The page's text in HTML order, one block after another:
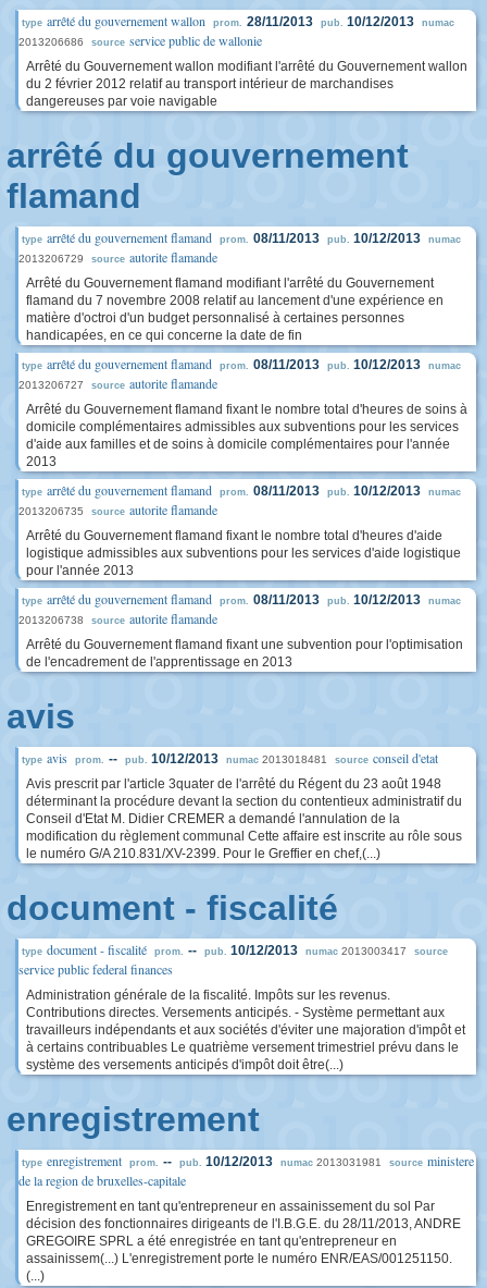
type arrêté du gouvernement wallon prom. 28/11/2013 pub. 10/12/2013 numac
2013206686 source service public de wallonie
Arrêté du Gouvernement wallon modifiant l'arrêté du Gouvernement wallon
du 2 février 2012 relatif au transport intérieur de marchandises
dangereuses par voie navigable
arrêté du gouvernement
flamand
type arrêté du gouvernement flamand prom. 08/11/2013 pub. 10/12/2013 numac
2013206729 source autorite flamande
Arrêté du Gouvernement flamand modifiant l'arrêté du Gouvernement
flamand du 7 novembre 2008 relatif au lancement d'une expérience en
matière d'octroi d'un budget personnalisé à certaines personnes
handicapées, en ce qui concerne la date de fin
type arrêté du gouvernement flamand prom. 08/11/2013 pub. 10/12/2013 numac
2013206727 source autorite flamande
Arrêté du Gouvernement flamand fixant le nombre total d'heures de soins à
domicile complémentaires admissibles aux subventions pour les services
d'aide aux familles et de soins à domicile complémentaires pour l'année
2013
type arrêté du gouvernement flamand prom. 08/11/2013 pub. 10/12/2013 numac
2013206735 source autorite flamande
Arrêté du Gouvernement flamand fixant le nombre total d'heures d'aide
logistique admissibles aux subventions pour les services d'aide logistique
pour l'année 2013
type arrêté du gouvernement flamand prom. 08/11/2013 pub. 10/12/2013 numac
2013206738 source autorite flamande
Arrêté du Gouvernement flamand fixant une subvention pour l'optimisation
de l'encadrement de l'apprentissage en 2013
avis
type avis prom. -- pub. 10/12/2013 numac 2013018481 source conseil d'etat
Avis prescrit par l'article 3quater de l'arrêté du Régent du 23 août 1948
déterminant la procédure devant la section du contentieux administratif du
Conseil d'Etat M. Didier CREMER a demandé l'annulation de la
modification du règlement communal Cette affaire est inscrite au rôle sous
le numéro G/A 210.831/XV-2399. Pour le Greffier en chef,(...)
document - fiscalité
type document - fiscalité prom. -- pub. 10/12/2013 numac 2013003417 source
service public federal finances
Administration générale de la fiscalité. Impôts sur les revenus.
Contributions directes. Versements anticipés. - Système permettant aux
travailleurs indépendants et aux sociétés d'éviter une majoration d'impôt et
à certains contribuables Le quatrième versement trimestriel prévu dans le
système des versements anticipés d'impôt doit être(...)
enregistrement
type enregistrement prom. -- pub. 10/12/2013 numac 2013031981 source ministere
de la region de bruxelles-capitale
Enregistrement en tant qu'entrepreneur en assainissement du sol Par
décision des fonctionnaires dirigeants de l'I.B.G.E. du 28/11/2013, ANDRE
GREGOIRE SPRL a été enregistrée en tant qu'entrepreneur en
assainissem(...) L'enregistrement porte le numéro ENR/EAS/001251150.
(...)